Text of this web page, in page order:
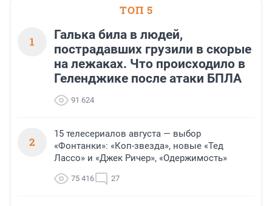
ТОП 5
1
Галька била в людей,
пострадавших грузили в скорые
на лежаках. Что происходило в
Геленджике после атаки БПЛА
91 624
2
15 телесериалов августа — выбор
«Фонтанки»: «Коп-звезда», новые «Тед
Лассо» и «Джек Ричер», «Одержимость»
75 416 27